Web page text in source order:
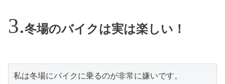
冬場のバイクは実は楽しい！
私は冬場にバイクに乗るのが非常に嫌いです。